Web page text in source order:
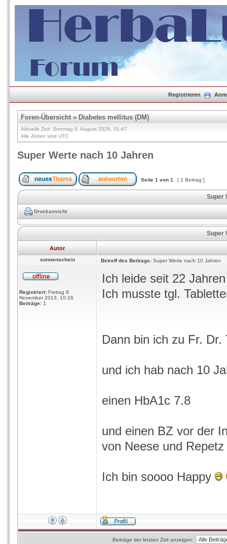
Registrieren
Foren-Übersicht» Diabetes mellitus (DM)
Aktuelle Zeit: Sonntag 9. August 2026, 01:47
Alle Zeiten sind UTC
Super Werte nach 10 Jahren
Seite 1 von 1 [ 1 Beitrag ]
Super
Druckansicht
Super
Autor
sonnenschein Betreff des Beitrags: Super Werte nach 10 Jahren
Registriert: Freitag 8.
November 2013, 10:16
Beiträge: 1
Ich leide seit 22
Ich musste tgl.
Dann bin ich zu Fr.
und ich hab nach 10
einen HbA1c 7.8
und einen BZ vor der
von Neese und
Ich bin soooo Happy
Beiträge der letzten Zeit anzeigen: